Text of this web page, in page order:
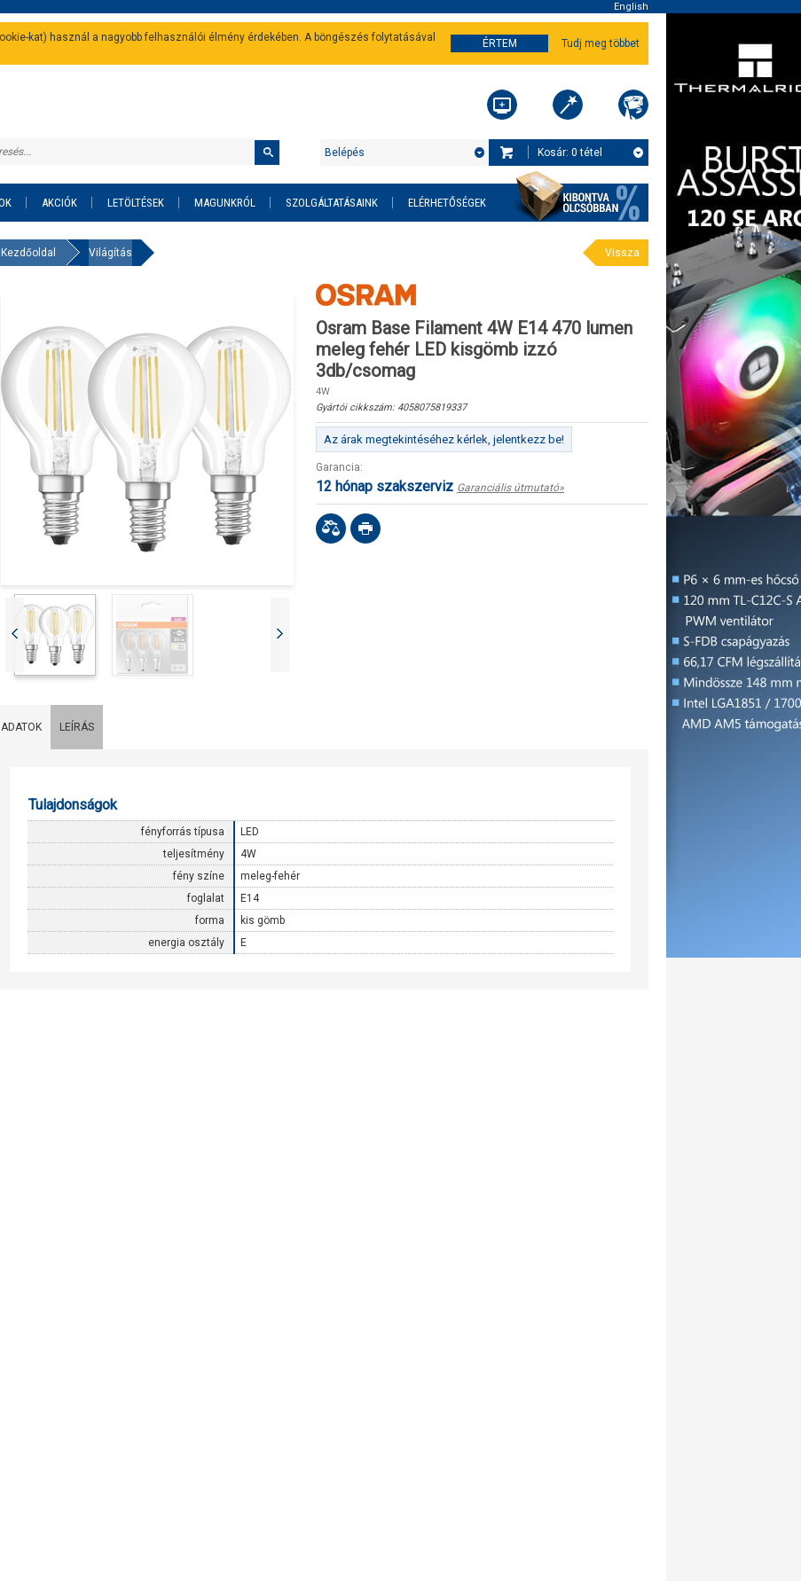
English
kat) használ a nagyobb felhasználói élmény érdekében. A böngészés folytatásával
ÉRTEM Tudj meg többet
Kosár: 0 tétel
Belépés
AKCIÓK LETÖLTÉSEK MAGUNKRÓL SZOLGÁLTATÁSAINK ELÉRHETŐSÉGEK
Kezdőoldal Világítás Vissza
Osram Base Filament 4W E14 470 lumen
meleg fehér LED kisgömb izzó
3db/csomag
4W
Gyártói cikkszám: 4058075819337
Az árak megtekintéséhez kérlek, jelentkezz be!
Garancia:
12 hónap szakszerviz Garanciális útmutató»
ADATOK LEÍRÁS
Tulajdonságok
fényforrás típusa
LED
teljesítmény
4W
fény színe
meleg-fehér
foglalat
E14
forma
kis gömb
energia osztály
E